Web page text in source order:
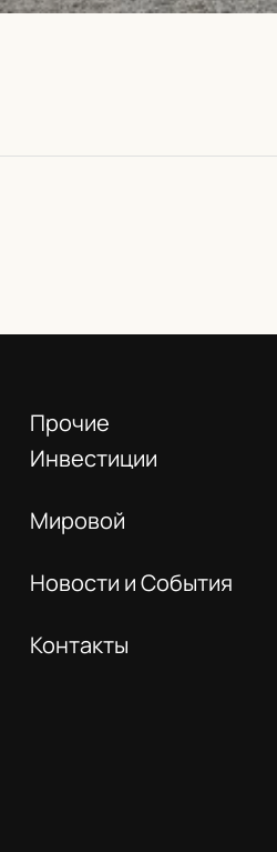
Прочие
Инвестиции
Мировой
Новости и События
Контакты